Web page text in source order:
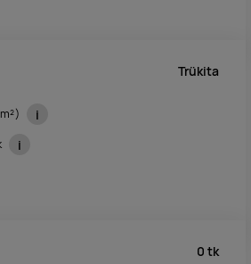
Trükita
i
i
0 tk